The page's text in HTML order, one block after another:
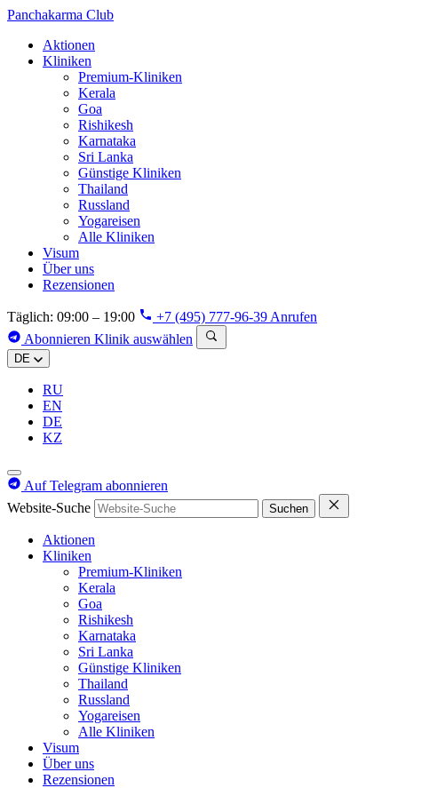
Panchakarma Club
Aktionen
Kliniken
Premium-Kliniken
Kerala
Goa
Rishikesh
Karnataka
Sri Lanka
Günstige Kliniken
Thailand
Russland
Yogareisen
Alle Kliniken
Visum
Über uns
Rezensionen
Täglich: 09:00 – 19:00 +7 (495) 777-96-39 Anrufen
Abonnieren Klinik auswählen
DE
RU
EN
DE
KZ
Auf Telegram abonnieren
Website-Suche
Suchen
Aktionen
Kliniken
Premium-Kliniken
Kerala
Goa
Rishikesh
Karnataka
Sri Lanka
Günstige Kliniken
Thailand
Russland
Yogareisen
Alle Kliniken
Visum
Über uns
Rezensionen